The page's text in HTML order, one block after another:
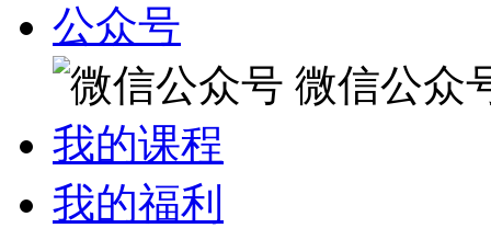
公众号
微信公众
我的课程
我的福利